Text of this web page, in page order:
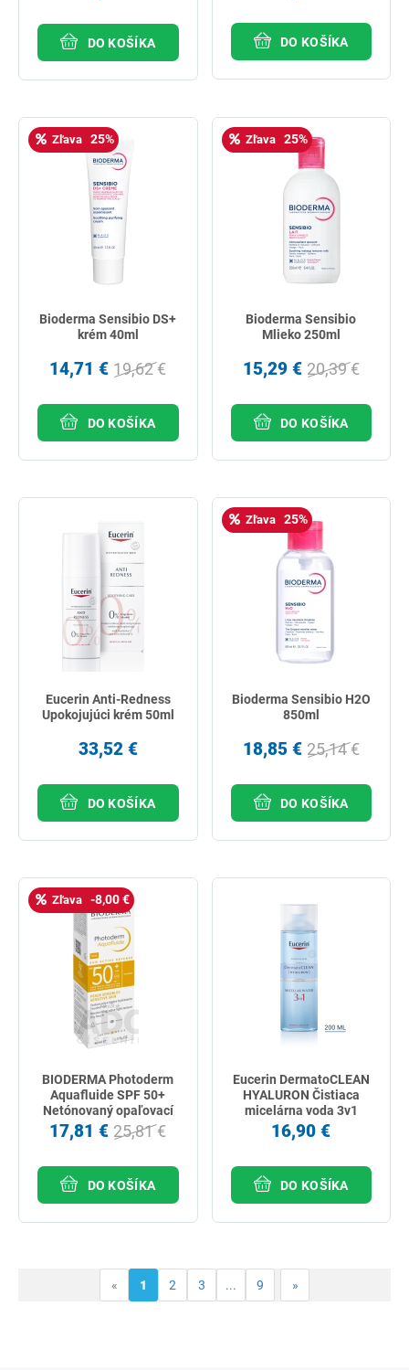
DO KOŠÍKA DO KOŠÍKA
Zľava 25%
Bioderma Sensibio DS+
krém 40ml
14,71 € 19,62 €
DO KOŠÍKA
Zľava 25%
Bioderma Sensibio
Mlieko 250ml
15,29 € 20,39 €
DO KOŠÍKA
Eucerin Anti-Redness
Upokojujúci krém 50ml
33,52 €
DO KOŠÍKA
Zľava 25%
Bioderma Sensibio H2O
850ml
18,85 € 25,14 €
DO KOŠÍKA
Zľava -8,00 €
BIODERMA Photoderm
Aquafluide SPF 50+
Netónovaný opaľovací
krém na citlivú pokožku
40ml
17,81 € 25,81 €
DO KOŠÍKA
Eucerin DermatoCLEAN
HYALURON Čistiaca
micelárna voda 3v1
200ml
16,90 €
DO KOŠÍKA
« 1 2 3 ... 9 »